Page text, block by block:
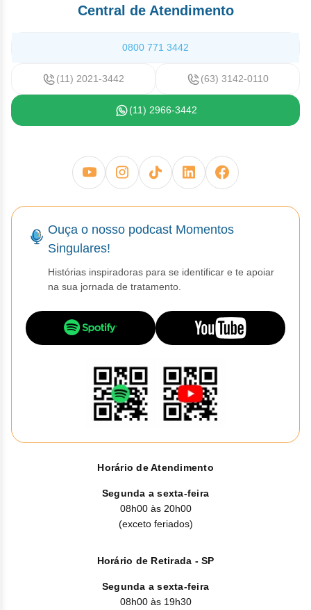
Central de Atendimento
0800 771 3442
(11) 2021-3442 (63) 3142-0110
(11) 2966-3442
Ouça o nosso podcast Momentos
Singulares!
Histórias inspiradoras para se identificar e te apoiar
na sua jornada de tratamento.
Horário de Atendimento
Segunda a sexta-feira
08h00 às 20h00
(exceto feriados)
Horário de Retirada - SP
Segunda a sexta-feira
08h00 às 19h30